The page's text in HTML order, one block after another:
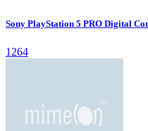
Sony PlayStation 5 PRO Digital
1264